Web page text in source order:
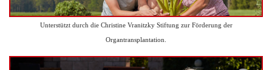
Unterstützt durch die Christine Vranitzky Stiftung zur Förderung der
Organtransplantation.